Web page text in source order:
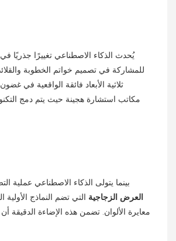
يُحدث الذكاء الاصطناعي تغييرًا جذريًا
للمشاركة في تصميم خواتم الخطوبة
ثلاثية الأبعاد فائقة الواقعية في
بينما يتولى الذكاء الاصطناعي عملية
العرض الزجاجية التي تضم النماذج